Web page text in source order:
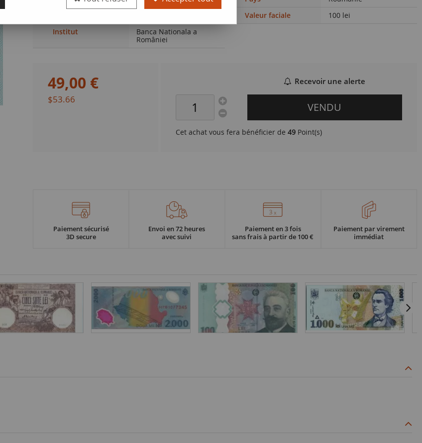
Valeur faciale
100 lei
Institut
Banca Nationala a
României
49,00 €
$53.66
Recevoir une alerte
VENDU
Cet achat vous fera bénéficier de49 Point(s)
Paiement sécurisé
3D secure
Envoi en 72 heures
avec suivi
Paiement en 3 fois
sans frais à partir de 100 €
Paiement par virement
immédiat